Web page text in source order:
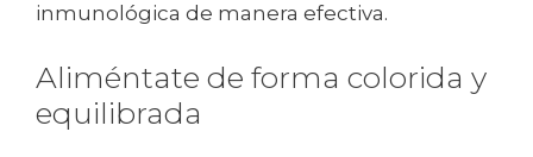
inmunológica de manera efectiva.
Aliméntate de forma colorida y
equilibrada